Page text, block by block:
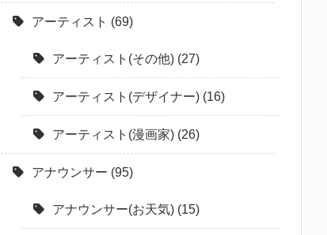
アーティスト (69)
アーティスト(その他) (27)
アーティスト(デザイナー) (16)
アーティスト(漫画家) (26)
アナウンサー (95)
アナウンサー(お天気) (15)